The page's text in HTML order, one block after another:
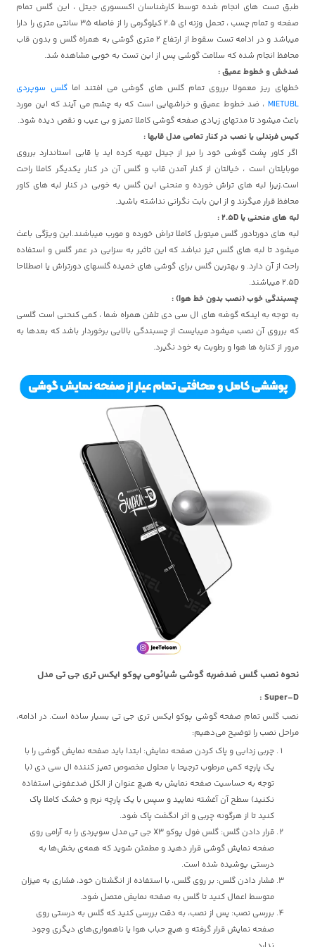
طبق تست های انجام شده توسط کارشناسان اکسسوری جیتل ، این گلس تمام
صفحه و تمام چسب ، تحمل وزنه ای 2.5 کیلوگرمی را از فاصله 35 سانتی متری را دارا
میباشد و در ادامه تست سقوط از ارتفاع 2 متری گوشی به همراه گلس و بدون قاب
محافظ انجام شده که سلامت گوشی پس از این تست به خوبی مشاهده شد.
ضدخش و خطوط عمیق :
خطهای ریز معمولا برروی تمام گلس های گوشی می افتند اماگلس سوپردی
MIETUBL ، ضد خطوط عمیق و خراشهایی است که به چشم می آیند که این مورد
باعث میشود تا مدتهای زیادی صفحه گوشی کاملا تمیز و بی عیب و نقص دیده شود.
کیس فرندلی یا نصب در کنار تمامی مدل قابها :
اگر کاور پشت گوشی خود را نیز از جیتل تهیه کرده اید یا قابی استاندارد برروی
موبایلتان است ، خیالتان از کنار آمدن قاب و گلس آن در کنار یکدیگر کاملا راحت
است.زیرا لبه های تراش خورده و منحنی این گلس به خوبی در کنار لبه های کاور
محافظ قرار میگرند و از این بابت نگرانی نداشته باشید.
لبه های منحنی یا 2.5D :
لبه های دورتادور گلس میتوبل کاملا تراش خورده و مورب میباشند.این ویژگی باعث
میشود تا لبه های گلس تیز نباشد که این تاثیر به سزایی در عمر گلس و استفاده
راحت از آن دارد. و بهترین گلس برای گوشی های خمیده گلسهای دورتراش یا اصطلاحا
2.5D میباشند.
چسبندگی خوب (نصب بدون خط هوا) :
به توجه به اینکه گوشه های ال سی دی تلفن همراه شما ، کمی کنحنی است گلسی
که برروی آن نصب میشود میبایست از چسبندگی بالایی برخوردار باشد که بعدها به
مرور از کناره ها هوا و رطوبت به خود نگیرد.
نحوه نصب گلس ضدضربه گوشی شیائومی پوکو ایکس تری جی تی مدل
Super-D :
نصب گلس تمام صفحه گوشی پوکو ایکس تری جی تی بسیار ساده است. در ادامه،
مراحل نصب را توضیح می‌دهیم:
چربی زدایی و پاک کردن صفحه نمایش: ابتدا باید صفحه نمایش گوشی را با
یک پارچه کمی مرطوب ترجیحا با محلول مخصوص تمیز کننده ال سی دی (با
توجه به حساسیت صفحه نمایش به هیچ عنوان از الکل ضدعفونی استفاده
نکنید) سطح آن آغشته نمایید و سپس با یک پارچه نرم و خشک کاملا پاک
کنید تا از هرگونه چربی و اثر انگشت پاک شود.
قرار دادن گلس: گلس فول پوکو X3 جی تی مدل سوپردی را به آرامی روی
صفحه نمایش گوشی قرار دهید و مطمئن شوید که همه‌ی بخش‌ها به
درستی پوشیده شده است.
فشار دادن گلس: بر روی گلس، با استفاده از انگشتان خود، فشاری به میزان
متوسط اعمال کنید تا گلس به صفحه نمایش متصل شود.
بررسی نصب: پس از نصب، به دقت بررسی کنید که گلس به درستی روی
صفحه نمایش قرار گرفته و هیچ حباب هوا یا ناهمواری‌های دیگری وجود